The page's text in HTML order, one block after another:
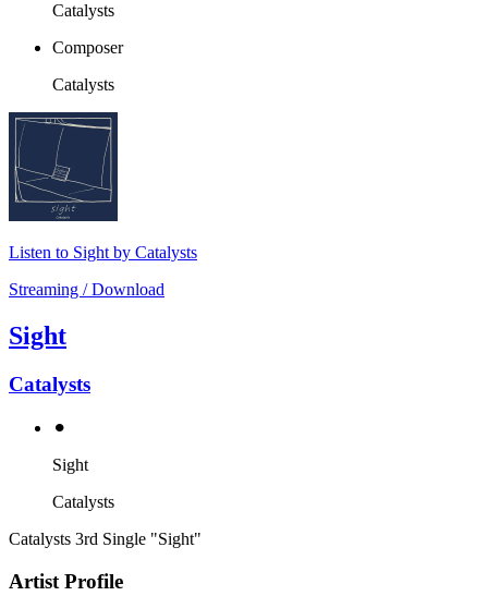
Catalysts
Composer
Catalysts
Listen to Sight by Catalysts
Streaming / Download
Sight
Catalysts
⚫︎
Sight
Catalysts
Catalysts 3rd Single "Sight"
Artist Profile